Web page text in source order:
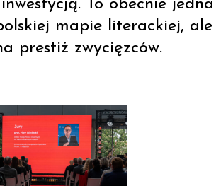
To obecnie jedna
mapie literackiej, ale
prestiż zwycięzców.